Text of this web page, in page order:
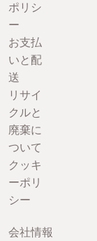
ポリシ
ー
お支払
いと配
送
リサイ
クルと
廃棄に
ついて
クッキ
ーポリ
シー
会社情報